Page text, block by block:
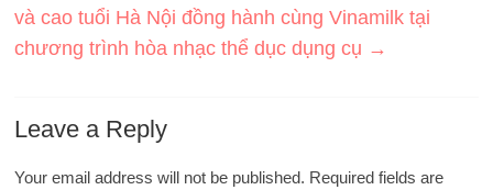
và cao tuổi Hà Nội đồng hành cùng Vinamilk tại
chương trình hòa nhạc thể dục dụng cụ →
Leave a Reply
Your email address will not be published. Required fields are